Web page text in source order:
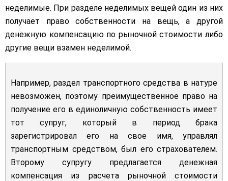
неделимые. При разделе неделимых вещей один из них
получает право собственности на вещь, а другой
денежную компенсацию по рыночной стоимости либо
другие вещи взамен неделимой.
Например, раздел транспортного средства в натуре
невозможен, поэтому преимущественное право на
получение его в единоличную собственность имеет
тот супруг, который в период брака
зарегистрировал его на свое имя, управлял
транспортным средством, был его страхователем.
Второму супругу предлагается денежная
компенсация из расчета рыночной стоимости